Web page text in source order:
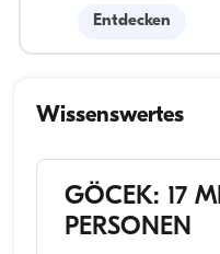
Entdecken
Wissenswertes
GÖCEK: 17
PERSONEN